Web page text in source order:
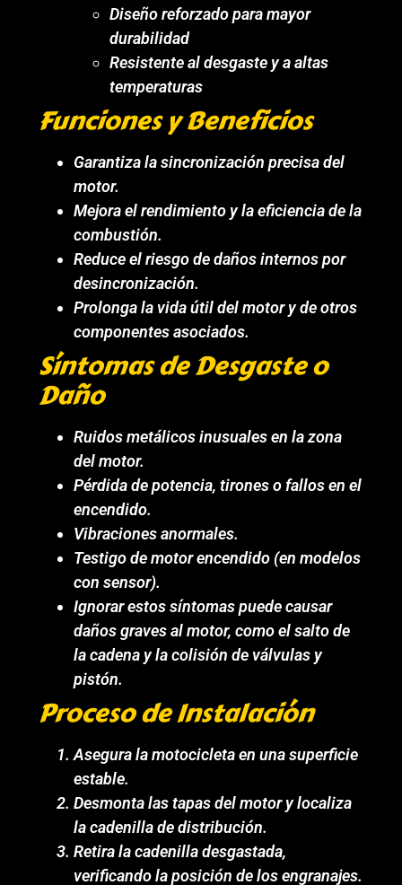
Diseño reforzado para mayor
durabilidad
Resistente al desgaste y a altas
temperaturas
Funciones y Beneficios
Garantiza la sincronización precisa del
motor.
Mejora el rendimiento y la eficiencia de la
combustión.
Reduce el riesgo de daños internos por
desincronización.
Prolonga la vida útil del motor y de otros
componentes asociados.
Síntomas de Desgaste o
Daño
Ruidos metálicos inusuales en la zona
del motor.
Pérdida de potencia, tirones o fallos en el
encendido.
Vibraciones anormales.
Testigo de motor encendido (en modelos
con sensor).
Ignorar estos síntomas puede causar
daños graves al motor, como el salto de
la cadena y la colisión de válvulas y
pistón.
Proceso de Instalación
Asegura la motocicleta en una superficie
estable.
Desmonta las tapas del motor y localiza
la cadenilla de distribución.
Retira la cadenilla desgastada,
verificando la posición de los engranajes.